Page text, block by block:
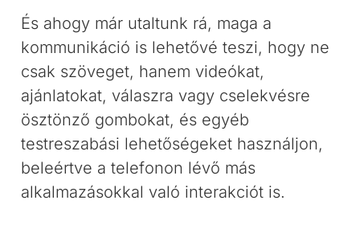
És ahogy már utaltunk rá, maga a
kommunikáció is lehetővé teszi, hogy ne
csak szöveget, hanem videókat,
ajánlatokat, válaszra vagy cselekvésre
ösztönző gombokat, és egyéb
testreszabási lehetőségeket használjon,
beleértve a telefonon lévő más
alkalmazásokkal való interakciót is.